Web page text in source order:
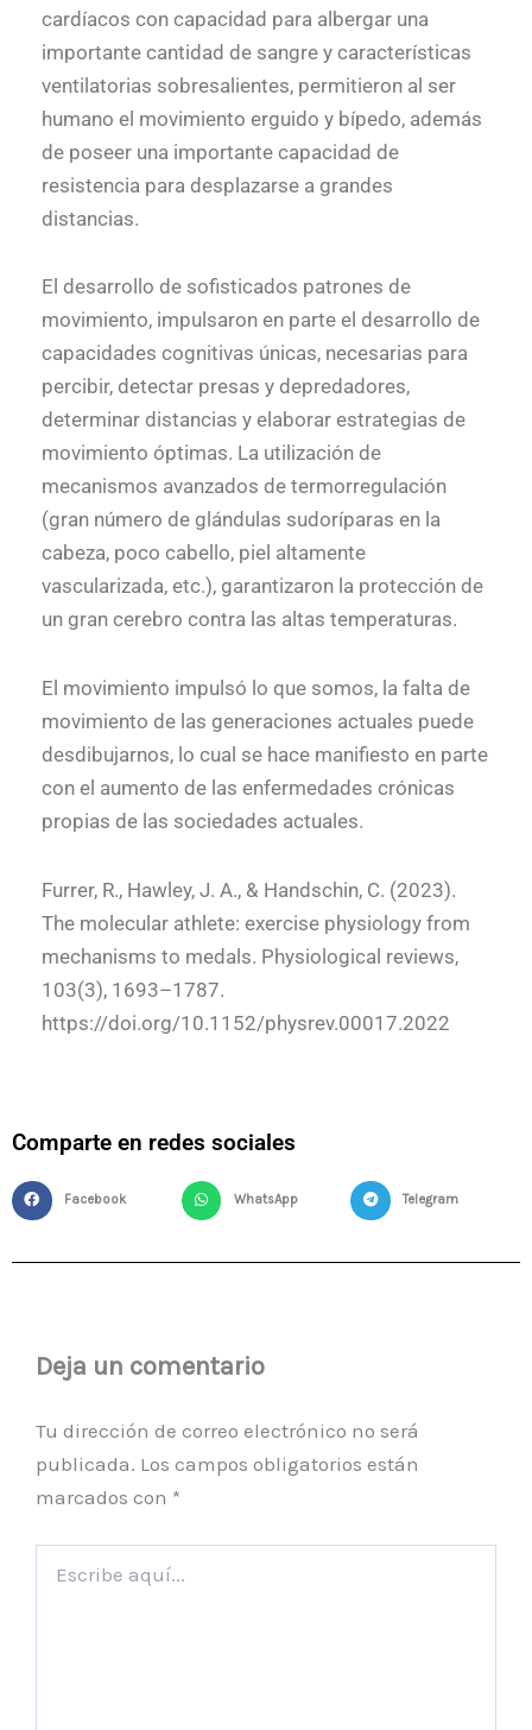
cardíacos con capacidad para albergar una
importante cantidad de sangre y características
ventilatorias sobresalientes, permitieron al ser
humano el movimiento erguido y bípedo, además
de poseer una importante capacidad de
resistencia para desplazarse a grandes
distancias.
El desarrollo de sofisticados patrones de
movimiento, impulsaron en parte el desarrollo de
capacidades cognitivas únicas, necesarias para
percibir, detectar presas y depredadores,
determinar distancias y elaborar estrategias de
movimiento óptimas. La utilización de
mecanismos avanzados de termorregulación
(gran número de glándulas sudoríparas en la
cabeza, poco cabello, piel altamente
vascularizada, etc.), garantizaron la protección de
un gran cerebro contra las altas temperaturas.
El movimiento impulsó lo que somos, la falta de
movimiento de las generaciones actuales puede
desdibujarnos, lo cual se hace manifiesto en parte
con el aumento de las enfermedades crónicas
propias de las sociedades actuales.
Furrer, R., Hawley, J. A., & Handschin, C. (2023).
The molecular athlete: exercise physiology from
mechanisms to medals. Physiological reviews,
103(3), 1693–1787.
https://doi.org/10.1152/physrev.00017.2022
Comparte en redes sociales
Facebook WhatsApp Telegram
Deja un comentario
Tu dirección de correo electrónico no será
publicada. Los campos obligatorios están
marcados con *
aquí...